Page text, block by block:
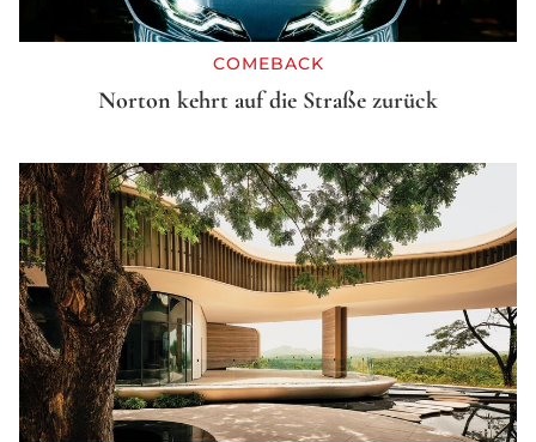
COMEBACK
Norton kehrt auf die Straße zurück